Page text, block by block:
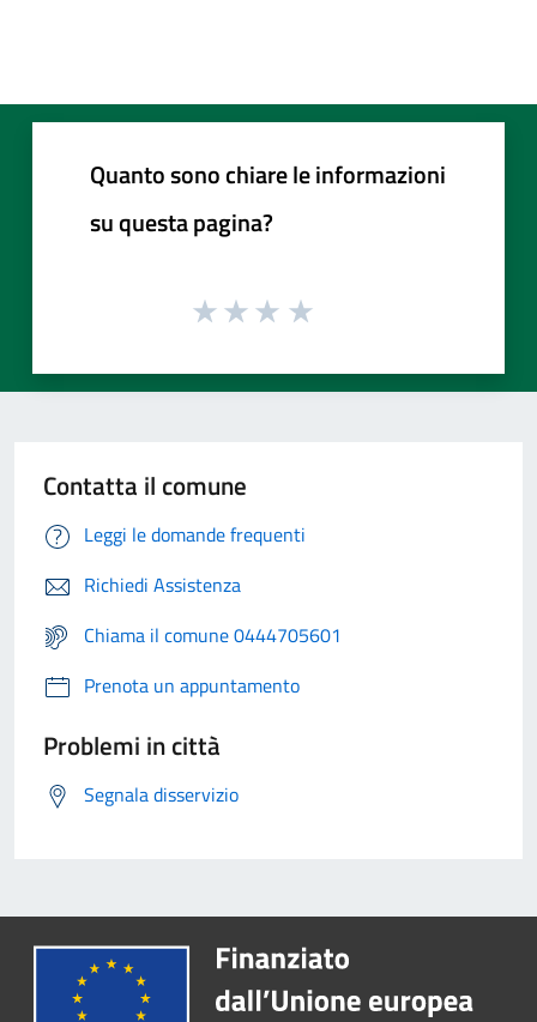
Quanto sono chiare le informazioni
su questa pagina?
Contatta il comune
Leggi le domande frequenti
Richiedi Assistenza
Chiama il comune 0444705601
Prenota un appuntamento
Problemi in città
Segnala disservizio